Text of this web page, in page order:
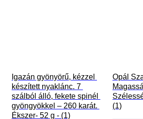
Igazán gyönyörű, kézzel
készített nyaklánc. 7
szálból álló, fekete spinél
gyöngyökkel – 260 karát.
Ékszer- 52 g - (1)
Opál
(1)